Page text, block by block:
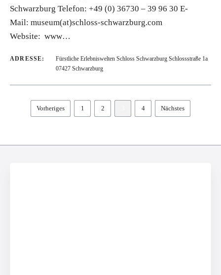
Schwarzburg Telefon: +49 (0) 36730 – 39 96 30 E-
Mail: museum(at)schloss-schwarzburg.com
Website: www…
ADRESSE:
Fürstliche Erlebniswelten Schloss Schwarzburg Schlossstraße 1a
07427 Schwarzburg
Vorheriges 1 2 4 Nächstes